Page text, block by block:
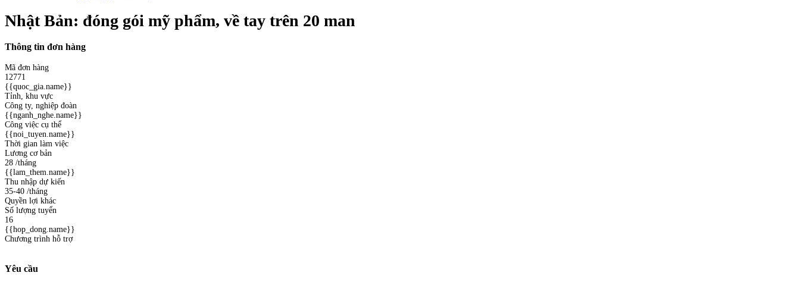
Nhật Bản: đóng gói mỹ phẩm, về tay trên 20 man
Thông tin đơn hàng
Mã đơn hàng
12771
{{quoc_gia.name}}
Tỉnh, khu vực
Công ty, nghiệp đoàn
{{nganh_nghe.name}}
Công việc cụ thể
{{noi_tuyen.name}}
Thời gian làm việc
Lương cơ bản
28 /tháng
{{lam_them.name}}
Thu nhập dự kiến
35-40 /tháng
Quyền lợi khác
Số lượng tuyển
16
{{hop_dong.name}}
Chương trình hỗ trợ
Yêu cầu